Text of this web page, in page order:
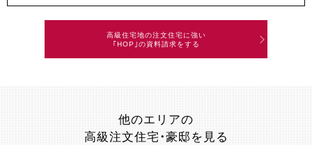
高級住宅地の注文住宅に強い
｢HOP｣の資料請求をする
他のエリアの
高級注文住宅・豪邸を見る